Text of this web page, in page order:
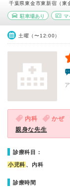
千葉県東金市東新宿（東
駐車場あり マ
土曜（〜12:00）
内科 かぜ
親身な先生
診療科目：
小児科 、内科
診療時間